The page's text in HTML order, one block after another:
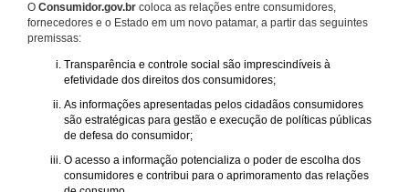
O Consumidor.gov.br coloca as relações entre consumidores,
fornecedores e o Estado em um novo patamar, a partir das seguintes
premissas:
Transparência e controle social são imprescindíveis à
efetividade dos direitos dos consumidores;
As informações apresentadas pelos cidadãos consumidores
são estratégicas para gestão e execução de políticas públicas
de defesa do consumidor;
O acesso a informação potencializa o poder de escolha dos
consumidores e contribui para o aprimoramento das relações